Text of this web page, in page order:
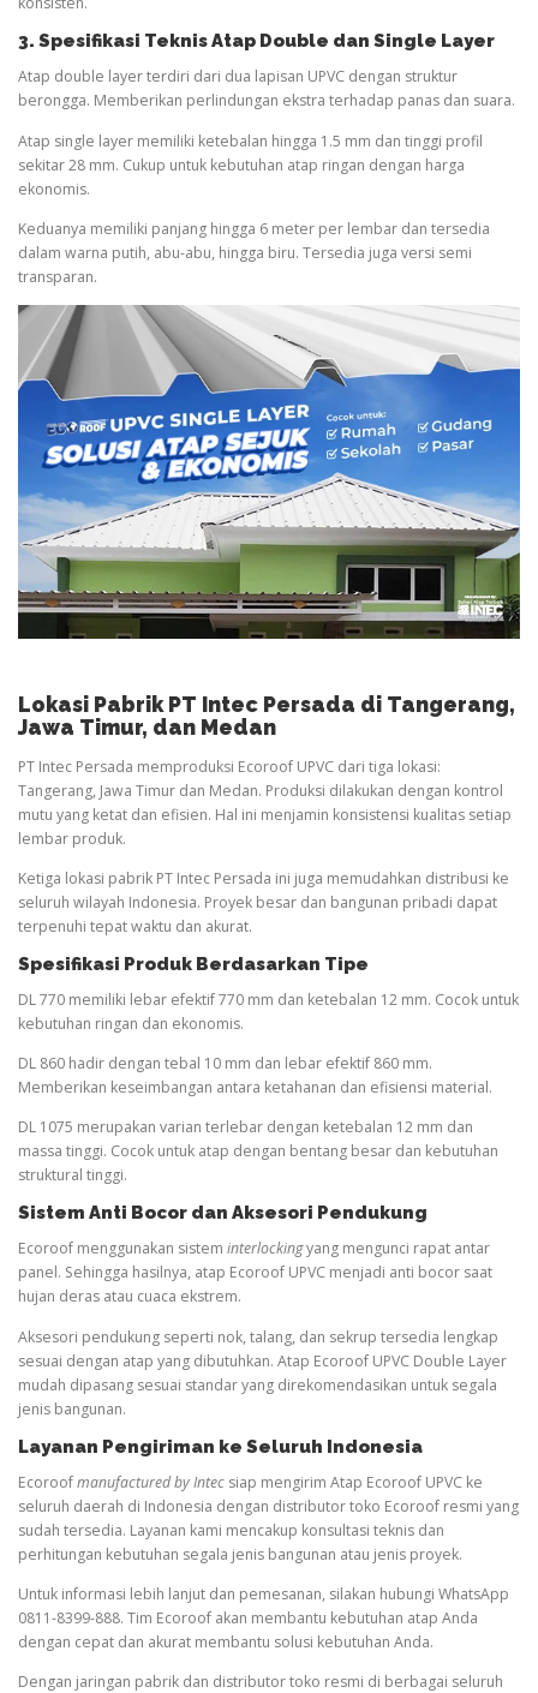
3. Spesifikasi Teknis Atap Double dan Single Layer
Atap double layer terdiri dari dua lapisan UPVC dengan struktur
berongga. Memberikan perlindungan ekstra terhadap panas dan suara.
Atap single layer memiliki ketebalan hingga 1.5 mm dan tinggi profil
sekitar 28 mm. Cukup untuk kebutuhan atap ringan dengan harga
ekonomis.
Keduanya memiliki panjang hingga 6 meter per lembar dan tersedia
dalam warna putih, abu-abu, hingga biru. Tersedia juga versi semi
transparan.
Lokasi Pabrik PT Intec Persada di Tangerang,
Jawa Timur, dan Medan
PT Intec Persada memproduksi Ecoroof UPVC dari tiga lokasi:
Tangerang, Jawa Timur dan Medan. Produksi dilakukan dengan kontrol
mutu yang ketat dan efisien. Hal ini menjamin konsistensi kualitas setiap
lembar produk.
Ketiga lokasi pabrik PT Intec Persada ini juga memudahkan distribusi ke
seluruh wilayah Indonesia. Proyek besar dan bangunan pribadi dapat
terpenuhi tepat waktu dan akurat.
Spesifikasi Produk Berdasarkan Tipe
DL 770 memiliki lebar efektif 770 mm dan ketebalan 12 mm. Cocok untuk
kebutuhan ringan dan ekonomis.
DL 860 hadir dengan tebal 10 mm dan lebar efektif 860 mm.
Memberikan keseimbangan antara ketahanan dan efisiensi material.
DL 1075 merupakan varian terlebar dengan ketebalan 12 mm dan
massa tinggi. Cocok untuk atap dengan bentang besar dan kebutuhan
struktural tinggi.
Sistem Anti Bocor dan Aksesori Pendukung
Ecoroof menggunakan sistem interlockingyang mengunci rapat antar
panel. Sehingga hasilnya, atap Ecoroof UPVC menjadi anti bocor saat
hujan deras atau cuaca ekstrem.
Aksesori pendukung seperti nok, talang, dan sekrup tersedia lengkap
sesuai dengan atap yang dibutuhkan. Atap Ecoroof UPVC Double Layer
mudah dipasang sesuai standar yang direkomendasikan untuk segala
jenis bangunan.
Layanan Pengiriman ke Seluruh Indonesia
Ecoroofmanufactured by Intec siap mengirim Atap Ecoroof UPVC ke
seluruh daerah di Indonesia dengan distributor toko Ecoroof resmi yang
sudah tersedia. Layanan kami mencakup konsultasi teknis dan
perhitungan kebutuhan segala jenis bangunan atau jenis proyek.
Untuk informasi lebih lanjut dan pemesanan, silakan hubungi WhatsApp
0811-8399-888. Tim Ecoroof akan membantu kebutuhan atap Anda
dengan cepat dan akurat membantu solusi kebutuhan Anda.
Dengan jaringan pabrik dan distributor toko resmi di berbagai seluruh